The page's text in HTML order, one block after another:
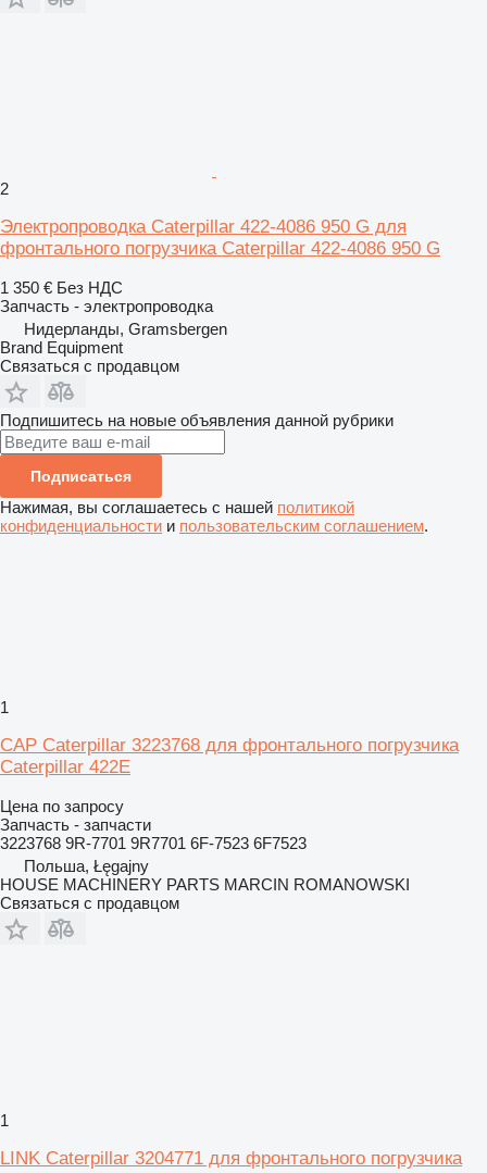
2
Электропроводка Caterpillar 422-4086 950 G для
фронтального погрузчика Caterpillar 422-4086 950 G
1 350 € Без НДС
Запчасть - электропроводка
Нидерланды, Gramsbergen
Brand Equipment
Связаться с продавцом
Подпишитесь на новые объявления данной рубрики
Подписаться
Нажимая, вы соглашаетесь с нашей политикой
конфиденциальности и пользовательским соглашением.
1
CAP Caterpillar 3223768 для фронтального погрузчика
Caterpillar 422E
Цена по запросу
Запчасть - запчасти
3223768 9R-7701 9R7701 6F-7523 6F7523
Польша, Łęgajny
HOUSE MACHINERY PARTS MARCIN ROMANOWSKI
Связаться с продавцом
1
LINK Caterpillar 3204771 для фронтального погрузчика